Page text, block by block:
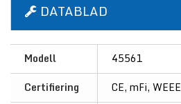
DATABLAD
Modell
45561
Certifiering
CE, mFi, WEEE